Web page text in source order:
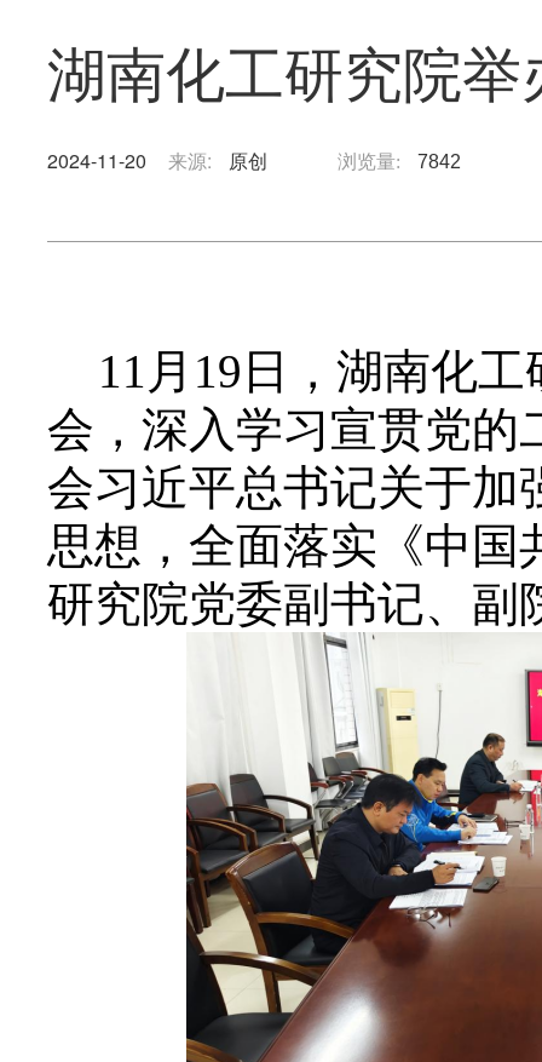
湖南化工研究院
2024-11-20 来源: 原创 浏览量: 7842
11月19日，湖南化
会，深入学习宣贯党的
会习近平总书记关于加
思想，全面落实《中国
研究院党委副书记、副